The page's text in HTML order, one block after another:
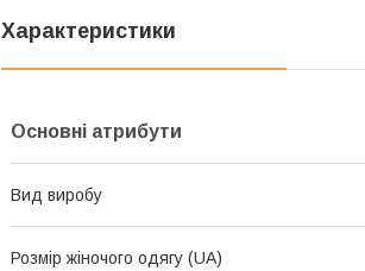
Характеристики
Основні атрибути
Вид виробу
Розмір жіночого одягу (UA)